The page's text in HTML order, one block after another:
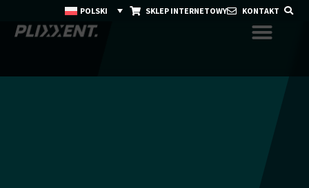
POLSKI SKLEP INTERNETOWY KONTAKT